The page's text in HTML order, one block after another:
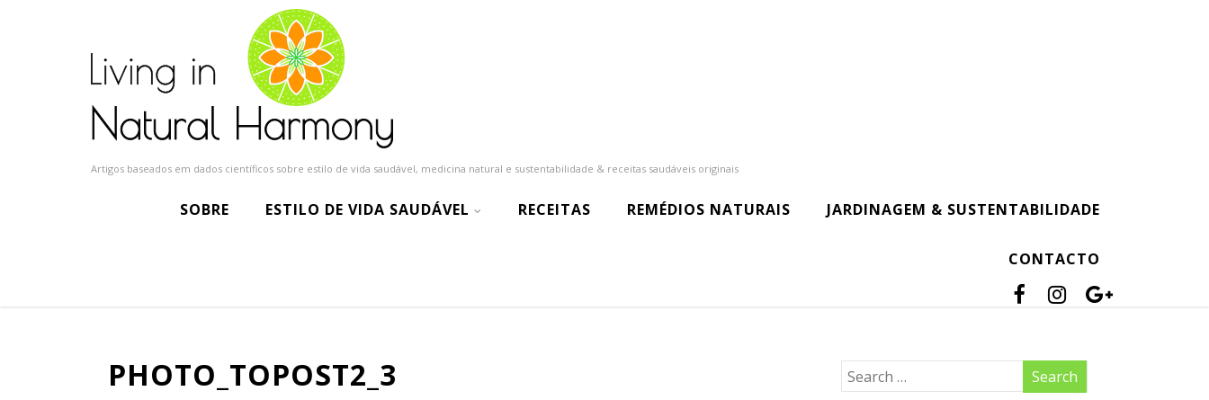
Artigos baseados em dados científicos sobre estilo de vida saudável, medicina natural e sustentabilidade & receitas saudáveis originais
SOBRE ESTILO DE VIDA SAUDÁVEL RECEITAS REMÉDIOS NATURAIS JARDINAGEM & SUSTENTABILIDADE
CONTACTO
PHOTO_TOPOST2_3